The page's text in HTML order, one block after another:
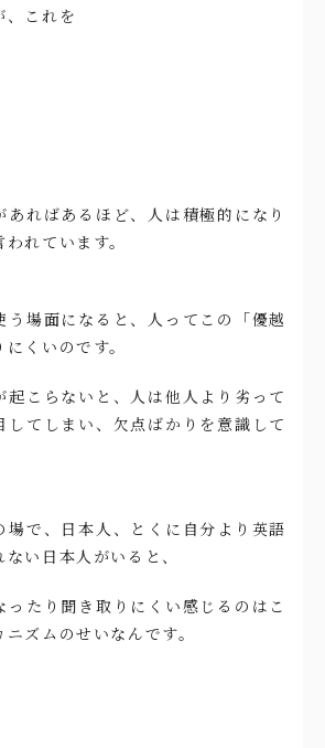
、これを
あればあるほど、人は積極的になり
れています。
う場面になると、人ってこの「優越
くいのです。
起こらないと、人は他人より劣って
してしまい、欠点ばかりを意識して
場で、日本人、とくに自分より英語
い日本人がいると、
ったり聞き取りにくい感じるのはこ
ズムのせいなんです。